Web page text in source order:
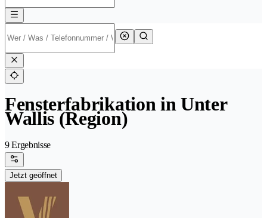
Fensterfabrikation in Unter
Wallis (Region)
9 Ergebnisse
Jetzt geöffnet